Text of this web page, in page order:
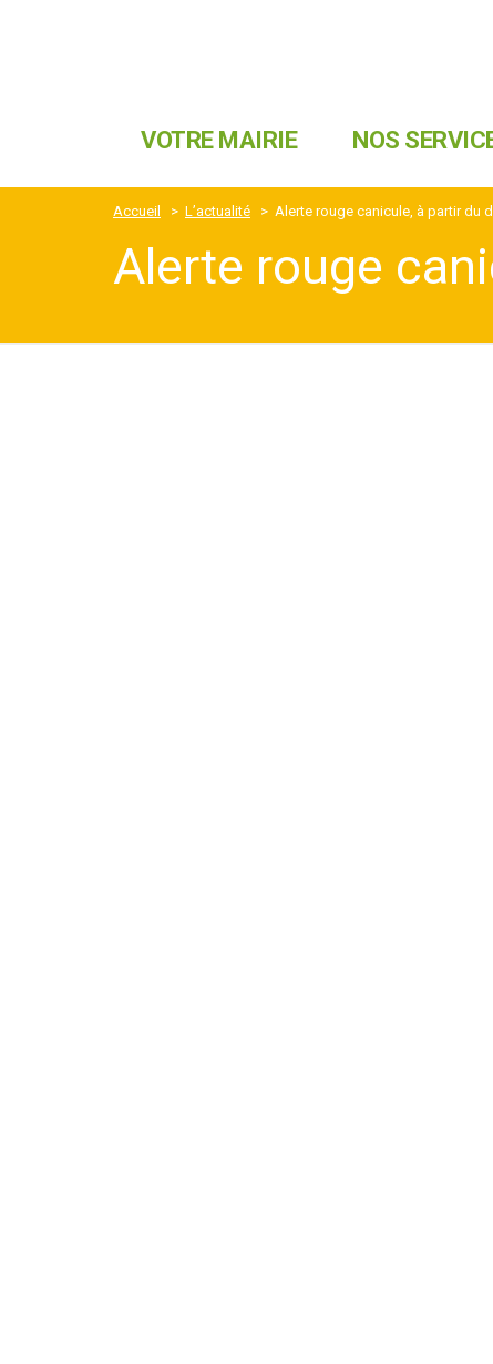
VOTRE MAIRIE NOS
Accueil > L’actualité > Alerte rouge canicule, à partir du
Alerte rouge